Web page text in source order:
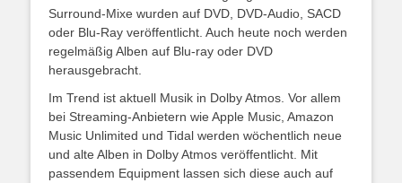
Surround-Mixe wurden auf DVD, DVD-Audio, SACD
oder Blu-Ray veröffentlicht. Auch heute noch werden
regelmäßig Alben auf Blu-ray oder DVD
herausgebracht.
Im Trend ist aktuell Musik in Dolby Atmos. Vor allem
bei Streaming-Anbietern wie Apple Music, Amazon
Music Unlimited und Tidal werden wöchentlich neue
und alte Alben in Dolby Atmos veröffentlicht. Mit
passendem Equipment lassen sich diese auch auf